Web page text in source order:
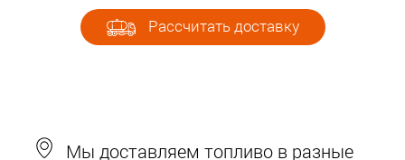
Рассчитать доставку
Мы доставляем топливо в разные